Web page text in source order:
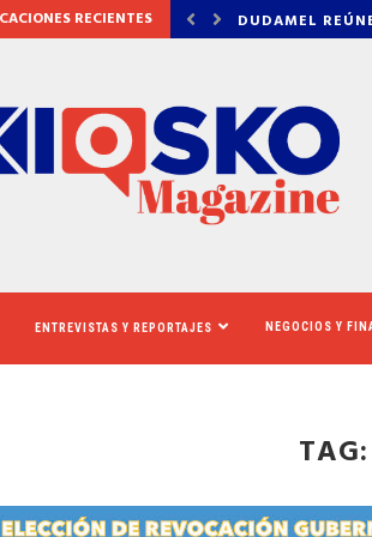
RECIENTES
NORTE, LILA... LOS
ENTREVISTAS Y REPORTAJES NEGOCIOS Y
TAG: